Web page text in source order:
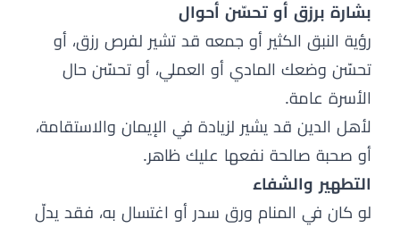
بشارة برزق أو تحسّن أحوال
رؤية النبق الكثير أو جمعه قد تشير لفرص رزق، أو
تحسّن وضعك المادي أو العملي، أو تحسّن حال
الأسرة عامة.
لأهل الدين قد يشير لزيادة في الإيمان والاستقامة،
أو صحبة صالحة نفعها عليك ظاهر.
التطهير والشفاء
لو كان في المنام ورق سدر أو اغتسال به، فقد يدلّ